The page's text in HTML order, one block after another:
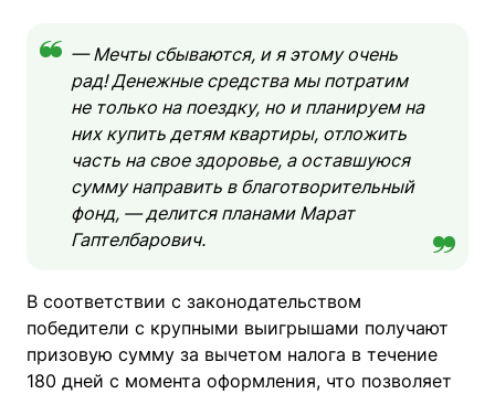
— Мечты сбываются, и я этому очень
рад! Денежные средства мы потратим
не только на поездку, но и планируем на
них купить детям квартиры, отложить
часть на свое здоровье, а оставшуюся
сумму направить в благотворительный
фонд, — делится планами Марат
Гаптелбарович.
В соответствии с законодательством
победители с крупными выигрышами получают
призовую сумму за вычетом налога в течение
180 дней с момента оформления, что позволяет